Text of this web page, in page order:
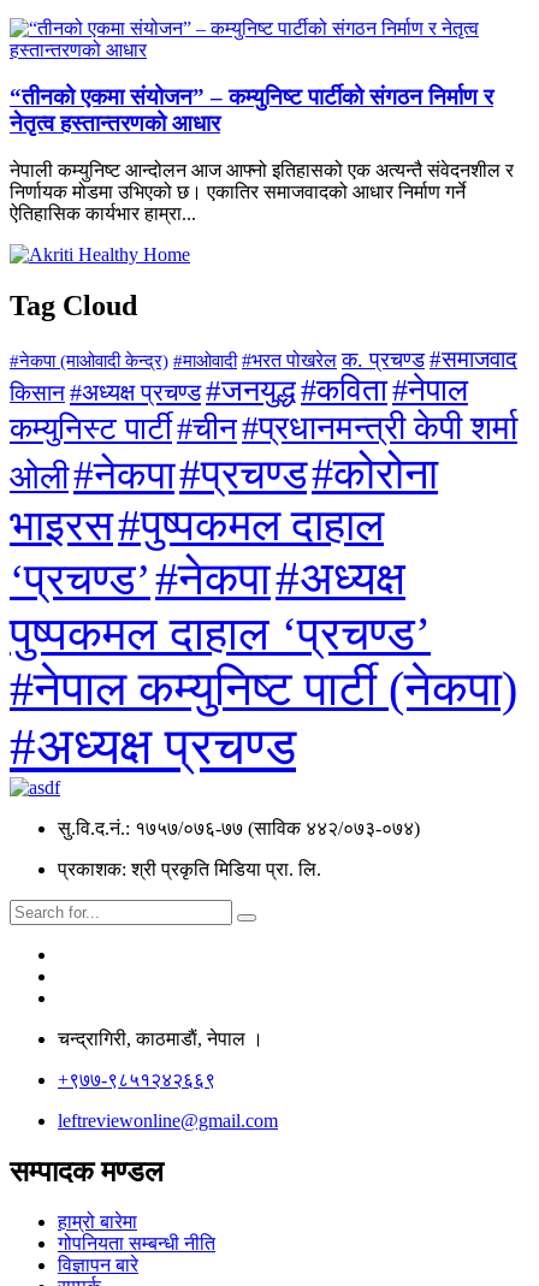
“तीनको एकमा संयोजन” – कम्युनिष्ट पार्टीको संगठन निर्माण र
नेतृत्व हस्तान्तरणको आधार
नेपाली कम्युनिष्ट आन्दोलन आज आफ्नो इतिहासको एक अत्यन्तै संवेदनशील र
निर्णायक मोडमा उभिएको छ। एकातिर समाजवादको आधार निर्माण गर्ने
ऐतिहासिक कार्यभार हाम्रा...
Tag Cloud
#नेकपा (माओवादी केन्द्र) #माओवादी #भरत पोखरेल क. प्रचण्ड #समाजवाद
किसान#अध्यक्ष प्रचण्ड#जनयुद्ध#कविता#नेपाल
कम्युनिस्ट पार्टी#चीन#प्रधानमन्त्री केपी शर्मा
ओली#नेकपा#प्रचण्ड#कोरोना
भाइरस#पुष्पकमल दाहाल
‘प्रचण्ड’#नेकपा#अध्यक्ष
पुष्पकमल दाहाल ‘प्रचण्ड’
#नेपाल कम्युनिष्ट पार्टी (नेकपा)
#अध्यक्ष प्रचण्ड
सु.वि.द.नं.: १७५७/०७६-७७ (साविक ४४२/०७३-०७४)
प्रकाशक: श्री प्रकृति मिडिया प्रा. लि.
चन्द्रागिरी, काठमाडाैं, नेपाल ।
+९७७-९८५१२४२६६९
leftreviewonline@gmail.com
सम्पादक मण्डल
हाम्रो बारेमा
गोपनियता सम्बन्धी नीति
विज्ञापन बारे